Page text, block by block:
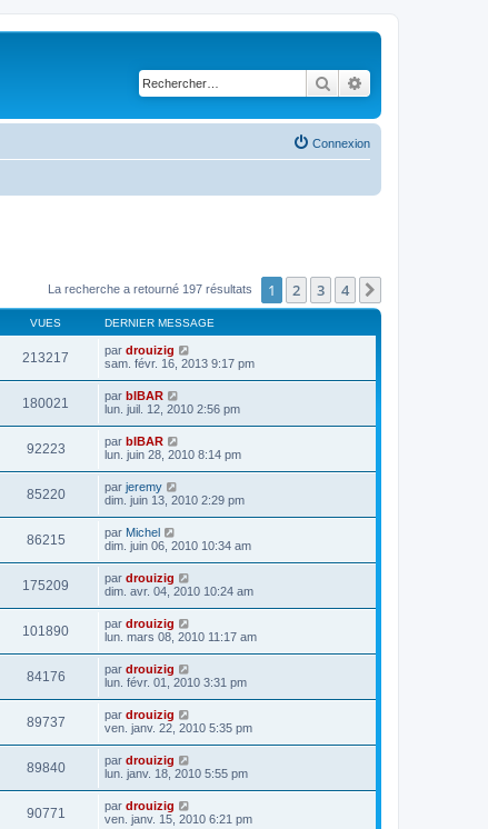
Rechercher
Connexion
La recherche a retourné 197 résultats 1 2 3 4
VUES DERNIER MESSAGE
213217 par drouizig
sam. févr. 16, 2013 9:17 pm
180021 par bIBAR
lun. juil. 12, 2010 2:56 pm
92223 par bIBAR
lun. juin 28, 2010 8:14 pm
85220 par jeremy
dim. juin 13, 2010 2:29 pm
86215 par Michel
dim. juin 06, 2010 10:34 am
175209 par drouizig
dim. avr. 04, 2010 10:24 am
101890 par drouizig
lun. mars 08, 2010 11:17 am
84176 par drouizig
lun. févr. 01, 2010 3:31 pm
89737 par drouizig
ven. janv. 22, 2010 5:35 pm
89840 par drouizig
lun. janv. 18, 2010 5:55 pm
90771 par drouizig
ven. janv. 15, 2010 6:21 pm